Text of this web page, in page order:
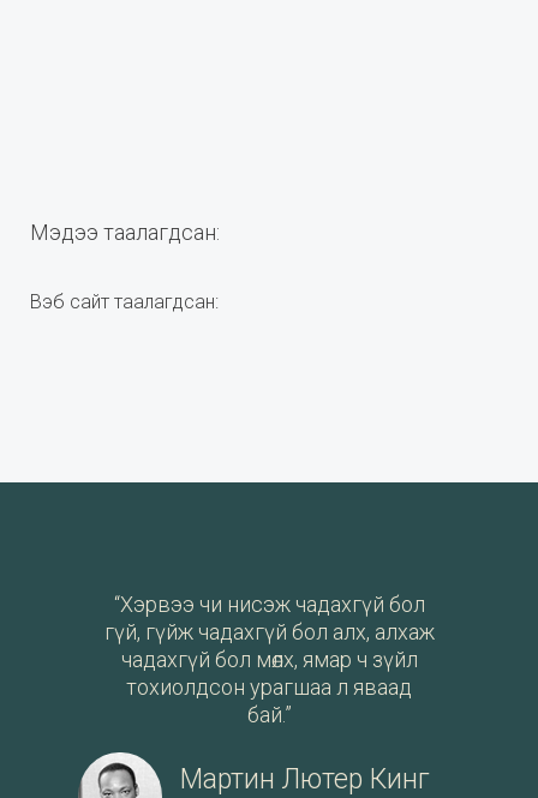
Мэдээ таалагдсан:
Вэб сайт таалагдсан:
“Хэрвээ чи нисэж чадахгүй бол
гүй, гүйж чадахгүй бол алх, алхаж
чадахгүй бол мөлх, ямар ч зүйл
тохиолдсон урагшаа л яваад
бай.”
Мартин Лютер Кинг